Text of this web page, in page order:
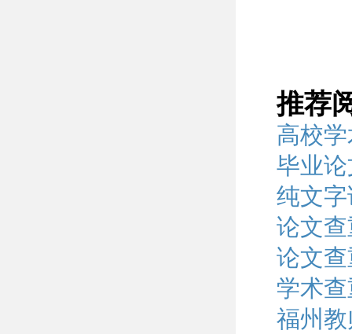
推荐
高校
毕业
纯文
论文
论文
学术
福州